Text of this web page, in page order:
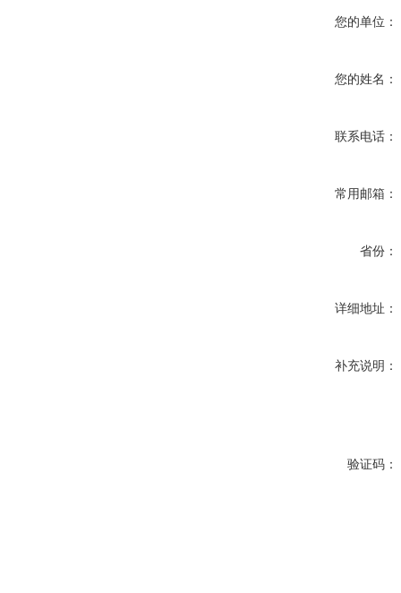
您的单位：
您的姓名：
联系电话：
常用邮箱：
省份：
详细地址：
补充说明：
验证码：